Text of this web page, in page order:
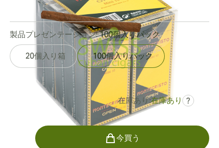
0レビュー
でした ¥18,034
在庫あり:在庫あり ?
製品プレゼンテーション:100個入りパック
20個入り箱 100個入りパック
今買う